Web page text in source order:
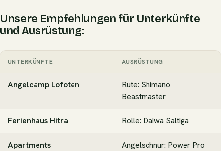
Unsere Empfehlungen für Unterkünfte
und Ausrüstung:
UNTERKÜNFTE AUSRÜSTUNG
Angelcamp Lofoten
Rute: Shimano
Beastmaster
Ferienhaus Hitra Rolle: Daiwa Saltiga
Apartments
Angelschnur: Power Pro